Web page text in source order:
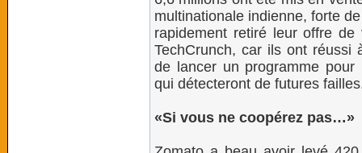
multinationale indienne, forte
rapidement retiré leur offre
TechCrunch, car ils ont réussi
de lancer un programme pour
qui détecteront de futures
«Si vous ne coopérez pas…»